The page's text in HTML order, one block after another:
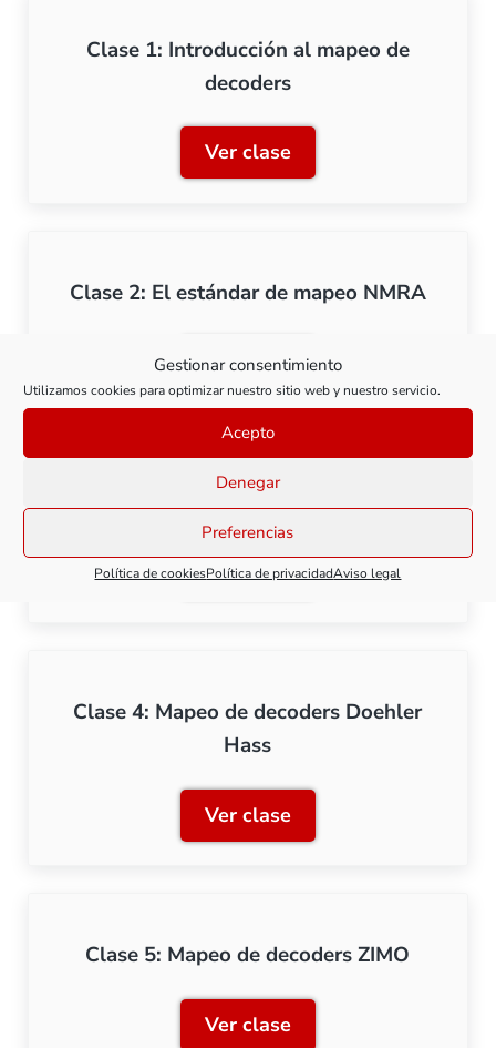
Gestionar consentimiento
Utilizamos cookies para optimizar nuestro sitio web y nuestro servicio.
Acepto
Denegar
Preferencias
Política de cookiesPolítica de privacidadAviso legal
Clase 1: Introducción al mapeo de
decoders
Ver claseClase 1: Introducción al
Clase 2: El estándar de mapeo NMRA
Ver claseClase 2: El estándar de
Clase 3: Mapeo de decoders LENZ
Ver claseClase 3: Mapeo de
Clase 4: Mapeo de decoders Doehler
Hass
Ver claseClase 4: Mapeo de
Clase 5: Mapeo de decoders ZIMO
Ver claseClase 5: Mapeo de